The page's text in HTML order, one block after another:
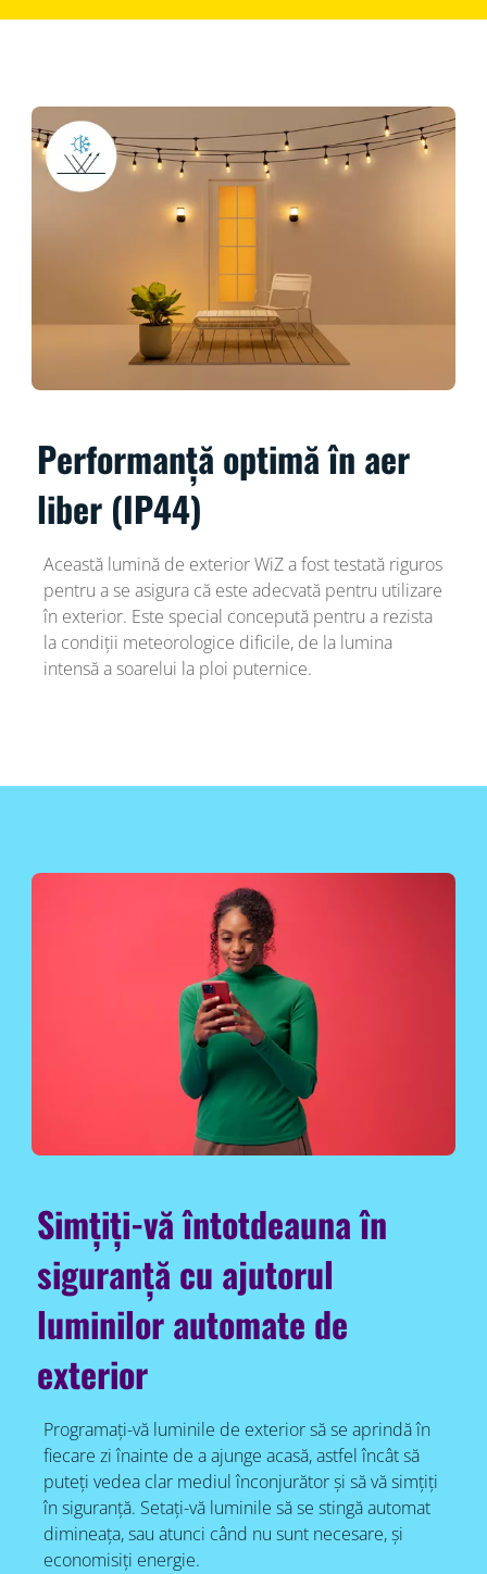
Performanță optimă în aer
liber (IP44)
Această lumină de exterior WiZ a fost testată riguros
pentru a se asigura că este adecvată pentru utilizare
în exterior. Este special concepută pentru a rezista
la condiții meteorologice dificile, de la lumina
intensă a soarelui la ploi puternice.
Simțiți-vă întotdeauna în
siguranță cu ajutorul
luminilor automate de
exterior
Programați-vă luminile de exterior să se aprindă în
fiecare zi înainte de a ajunge acasă, astfel încât să
puteți vedea clar mediul înconjurător și să vă simțiți
în siguranță. Setați-vă luminile să se stingă automat
dimineața, sau atunci când nu sunt necesare, și
economisiți energie.